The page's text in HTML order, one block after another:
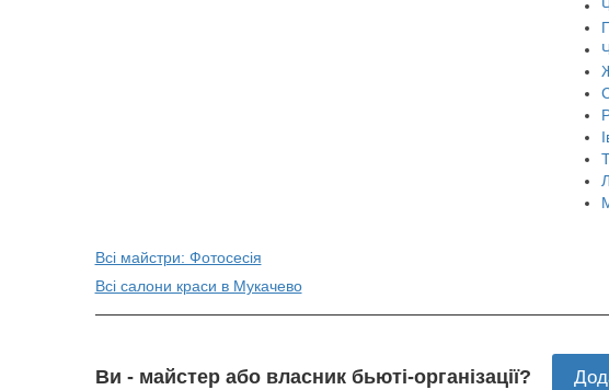
Всі майстри: Фотосесія
Всі салони краси в Мукачево
Ви - майстер або власник бьюті-організації?